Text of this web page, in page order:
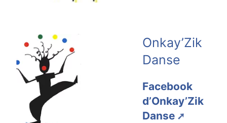
Onkay’Zik
Danse
Facebook
d’Onkay’Zik
Danse